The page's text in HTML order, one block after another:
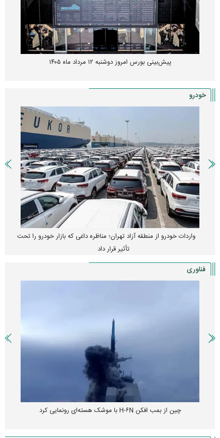
پیش‌بینی بورس امروز دوشنبه ۱۲ مرداد ماه ۱۴۰۵
خودرو
واردات خودرو از منطقه آزاد تهران؛ مناظره داغی که بازار خودرو را تحت
تأثیر قرار داد
فناوری
چین از بمب افکن H-۶N با موشک هسته‌ای رونمایی کرد